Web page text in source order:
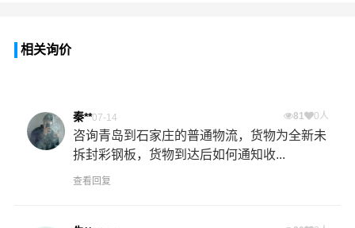
相关询价
秦**07-14 81 0人
咨询青岛到石家庄的普通物流，货物为全新未
拆封彩钢板，货物到达后如何通知收...
查看回复